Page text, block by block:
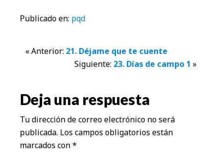
Publicado en: pqd
Interacciones
los
lectores
« Anterior: 21. Déjame que te cuente
Siguiente: 23. Días de campo 1 »
Deja una respuesta
Tu dirección de correo electrónico no será
publicada. Los campos obligatorios están
marcados con*